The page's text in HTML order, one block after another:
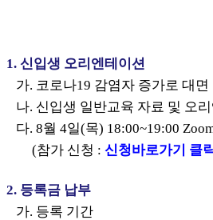
1. 신입생 오리엔테이션
가. 코로나19 감염자 증가로 대
나. 신입생 일반교육 자료 및 오
다. 8월 4일(목) 18:00~19:00
(참가 신청 : 신청바로가기 클
2. 등록금 납부
가. 등록 기간